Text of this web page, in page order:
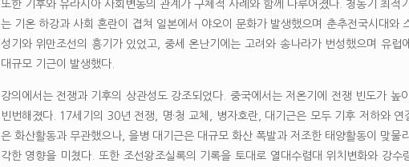
또한 기후와 유라시아 사회변동의 관계가 구체적 사례와 함께 다루어졌다. 청동기 최
는 기온 하강과 사회 혼란이 겹쳐 일본에서 야오이 문화가 발생했으며 춘추전국시대와
성기와 위만조선의 흥기가 있었고, 중세 온난기에는 고려와 송나라가 번성했으며 유
대규모 기근이 발생했다.
강의에서는 전쟁과 기후의 상관성도 강조되었다. 중국에서는 저온기에 전쟁 빈도가
빈번해졌다. 17세기의 30년 전쟁, 명·청 교체, 병자호란, 대기근은 모두 기후 저하와
은 화산활동과 무관했으나, 을병 대기근은 대규모 화산 폭발과 저조한 태양활동이 맞
각한 영향을 미쳤다. 또한 조선왕조실록의 기록을 토대로 열대수렴대 위치변화와 강